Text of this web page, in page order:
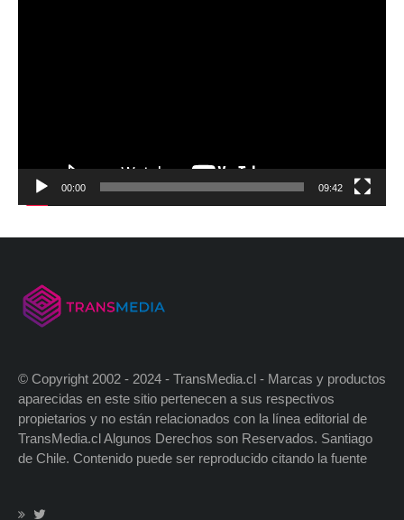
00:00 09:42
© Copyright 2002 - 2024 - TransMedia.cl - Marcas y productos
aparecidas en este sitio pertenecen a sus respectivos
propietarios y no están relacionados con la línea editorial de
TransMedia.cl Algunos Derechos son Reservados. Santiago
de Chile. Contenido puede ser reproducido citando la fuente